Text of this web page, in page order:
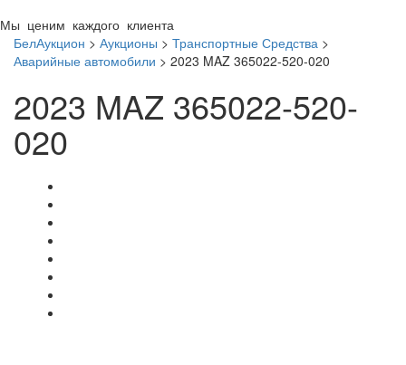
Мы ценим каждого клиента
БелАукцион > Аукционы > Транспортные Средства >
Аварийные автомобили > 2023 MAZ 365022-520-020
2023 MAZ 365022-520-
020